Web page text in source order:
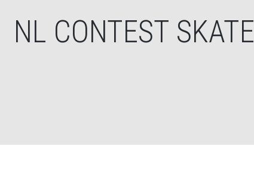
NL CONTEST SKATE